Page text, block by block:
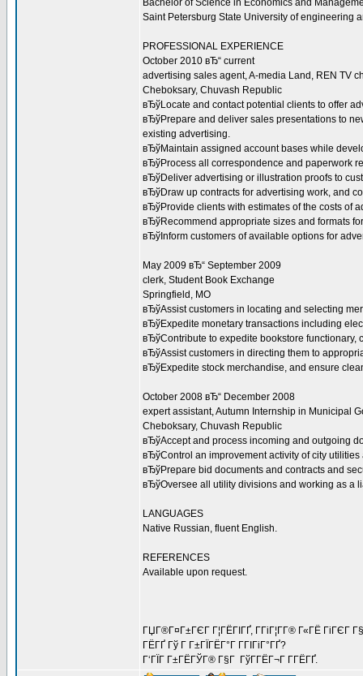
Bachelor of Science in Economics and
Saint Petersburg State University of engineering
PROFESSIONAL EXPERIENCE
October 2010 вЂ“ current
advertising sales agent, A-media Land, REN TV
Cheboksary, Chuvash Republic
вЂўLocate and contact potential clients to offer
вЂўPrepare and deliver sales presentations to
existing advertising.
вЂўMaintain assigned account bases while
вЂўProcess all correspondence and paperwork
вЂўDeliver advertising or illustration proofs to
вЂўDraw up contracts for advertising work, and
вЂўProvide clients with estimates of the costs of
вЂўRecommend appropriate sizes and formats
вЂўInform customers of available options for
May 2009 вЂ“ September 2009
clerk, Student Book Exchange
Springfield, MO
вЂўAssist customers in locating and selecting
вЂўExpedite monetary transactions including
вЂўContribute to expedite bookstore functionary,
вЂўAssist customers in directing them to
вЂўExpedite stock merchandise, and ensure
October 2008 вЂ“ December 2008
expert assistant, Autumn Internship in Municipal
Cheboksary, Chuvash Republic
вЂўAccept and process incoming and outgoing
вЂўControl an improvement activity of city
вЂўPrepare bid documents and contracts and
вЂўOversee all utility divisions and working as a
LANGUAGES
Native Russian, fluent English.
REFERENCES
Available upon request.
ГЏГ®Г¤Г±ГЄГ Г¦ГЁГІГҐ, Г­ГіГ¦Г­Г® Г«ГЁ ГіГЄГ
ГЁГҐ Гў Г Г±ГЇГЁГ°Г Г­ГІГіГ°ГҐ?
Г‘ГЇГ Г±ГЁГЎГ® Г§Г ГўГ­ГЁГ¬Г Г­ГЁГҐ.